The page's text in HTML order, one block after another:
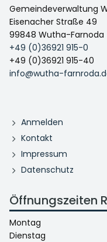
Gemeindeverwaltung
Eisenacher Straße 49
99848 Wutha-Farnoda
+49 (0)36921 915-0
+49 (0)36921 915-40
info@wutha-
Anmelden
Kontakt
Impressum
Datenschutz
Öffnungszeiten
Montag
Dienstag